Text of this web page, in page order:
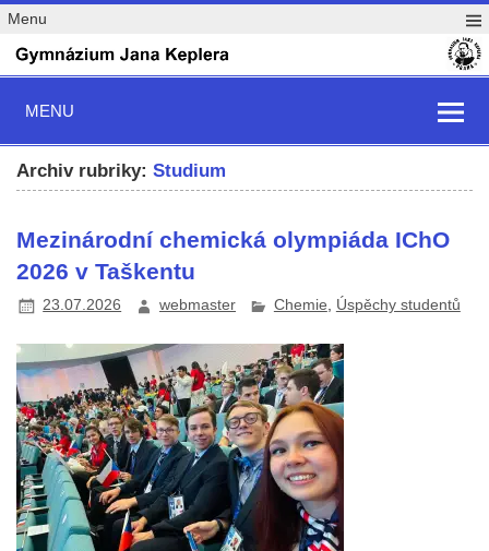
Menu
MENU
Archiv rubriky:Studium
Mezinárodní chemická olympiáda IChO
2026 v Taškentu
23.07.2026 webmaster Chemie, Úspěchy studentů